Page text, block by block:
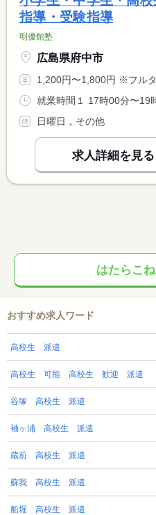
指導・受験指導
明優館塾
広島県府中市
1,200円〜1,800円 ※フルタイム求人の場合は月額（
日曜日，その他
求人詳細を見る
はたらこ
おすすめ求人ワード
高校生 派遣
高校生 可能 高校生 歓迎 派遣
谷塚 高校生 派遣
袖ヶ浦 高校生 派遣
蔵前 高校生 派遣
蘇我 高校生 派遣
船堀 高校生 派遣